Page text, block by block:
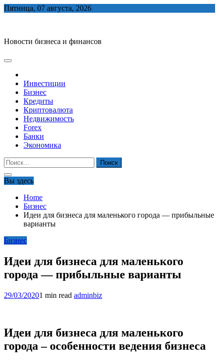
Skip
Пятница, 07 августа, 2026
Новости бизнеса и финансов
Инвестиции
Бизнес
Кредиты
Криптовалюта
Недвижимость
Forex
Банки
Экономика
Найти:
Вы здесь
Home
Бизнес
Идеи для бизнеса для маленького города — прибыльные
варианты
Бизнес
Идеи для бизнеса для маленького
города — прибыльные варианты
29/03/20201 min read adminbiz
Идеи для бизнеса для маленького
города – особенности ведения бизнеса